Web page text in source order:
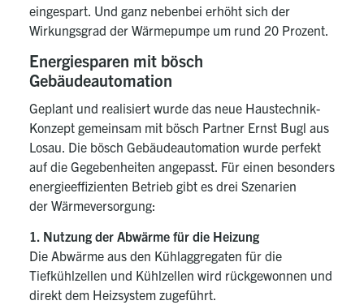
eingespart. Und ganz nebenbei erhöht sich der
Wirkungsgrad der Wärmepumpe um rund 20 Prozent.
Energiesparen mit bösch
Gebäudeautomation
Geplant und realisiert wurde das neue Haustechnik-
Konzept gemeinsam mit bösch Partner Ernst Bugl aus
Losau. Die bösch Gebäudeautomation wurde perfekt
auf die Gegebenheiten angepasst. Für einen besonders
energieeffizienten Betrieb gibt es drei Szenarien
der Wärmeversorgung:
1. Nutzung der Abwärme für die Heizung
Die Abwärme aus den Kühlaggregaten für die
Tiefkühlzellen und Kühlzellen wird rückgewonnen und
direkt dem Heizsystem zugeführt.